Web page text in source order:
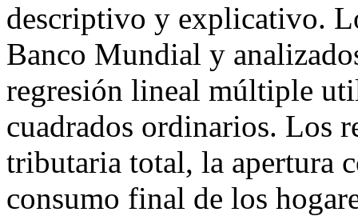
descriptivo y explicativo.
Banco Mundial y
regresión lineal múltiple
cuadrados ordinarios. Los
tributaria total, la apertura
consumo final de los